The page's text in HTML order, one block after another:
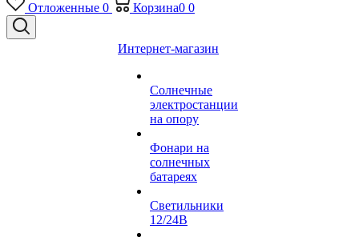
Отложенные 0 Корзина0 0
Интернет-магазин
Солнечные
электростанции
на опору
Фонари на
солнечных
батареях
Светильники
12/24В